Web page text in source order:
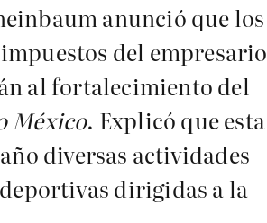
anunció que los
del empresario
al fortalecimiento del
México. Explicó que esta
diversas actividades
dirigidas a la